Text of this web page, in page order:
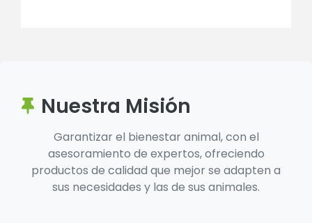
Nuestra Misión
Garantizar el bienestar animal, con el
asesoramiento de expertos, ofreciendo
productos de calidad que mejor se adapten a
sus necesidades y las de sus animales.